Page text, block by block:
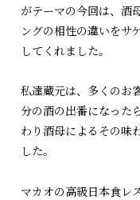
がテーマの今回は、酒
ングの相性の違いをサ
してくれました。
私達蔵元は、多くのお
分の酒の出番になった
わり酒母によるその味
した。
マカオの高級日本食レ